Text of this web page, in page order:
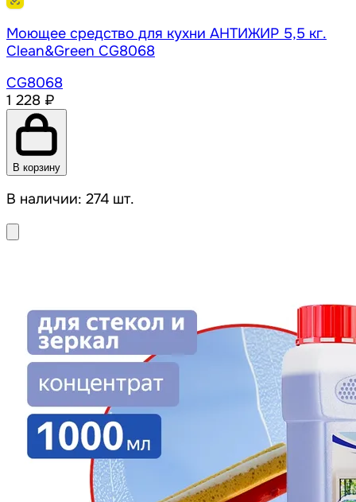
Моющее средство для кухни АНТИЖИР 5,5 кг.
Clean&Green CG8068
CG8068
1 228 ₽
В корзину
В наличии: 274 шт.